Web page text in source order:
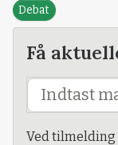
Debat
Få
Ved tilmelding